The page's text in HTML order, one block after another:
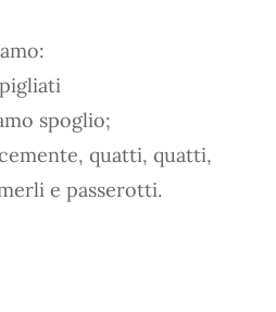
spoglio;
quatti, quatti,
e passerotti.